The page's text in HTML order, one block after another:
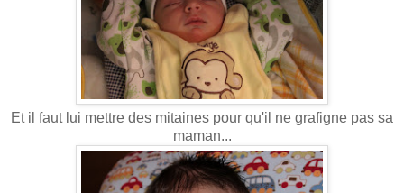
Et il faut lui mettre des mitaines pour qu'il ne grafigne pas sa
maman...